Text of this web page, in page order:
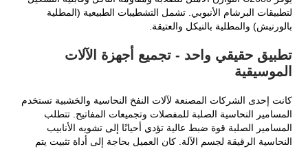
لتطبيقات البرشام الأنبوبي. تشمل التشطيبات الطبيعية (المطلية
بالورنيش) والمطلية بالنيكل والعتيقة.
تطبيق حقيقي واحد - تجميع أجهزة الآلات
الموسيقية
كانت إحدى الشركات المصنعة لآلات النفخ النحاسية والخشبية تستخدم
المسامير النحاسية الصلبة للمفصلات وتجميعات المفاتيح. تتطلب
المسامير الصلبة قوة ضبط عالية تؤدي أحيانًا إلى تشويه الأنابيب
النحاسية الرقيقة لجسم الآلة. كان العميل بحاجة إلى أداة تثبيت يتم